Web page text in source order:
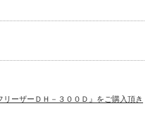
ーザーＤＨ－３００Ｄ』をご購入頂き